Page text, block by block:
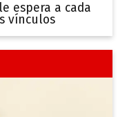
espera a cada
vínculos